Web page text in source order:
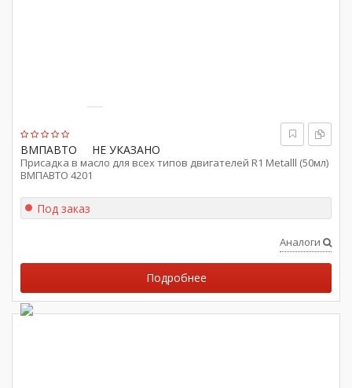
ВМПАВТО НЕ УКАЗАНО
Присадка в масло для всех типов двигателей R1 Metalll (50мл)
ВМПАВТО 4201
Под заказ
Аналоги
Подробнее